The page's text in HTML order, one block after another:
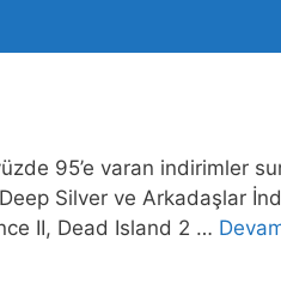
95’e varan indirimler
Silver ve Arkadaşlar
II, Dead Island 2 …